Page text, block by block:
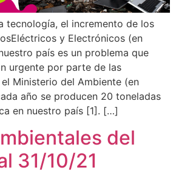
tecnología, el incremento de los
y Electrónicos (en
país es un problema que
urgente por parte de las
Ministerio del Ambiente (en
año se producen 20 toneladas
en nuestro país [1]. […]
del
31/10/21